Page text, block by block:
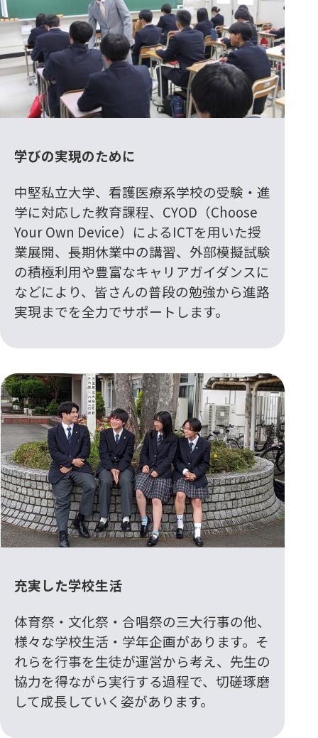
学びの実現のために
中堅私立大学、看護医療系学校の受験・進
学に対応した教育課程、CYOD（Choose
Your Own Device）によるICTを用いた授
業展開、長期休業中の講習、外部模擬試験
の積極利用や豊富なキャリアガイダンスに
などにより、皆さんの普段の勉強から進路
実現までを全力でサポートします。
充実した学校生活
体育祭・文化祭・合唱祭の三大行事の他、
様々な学校生活・学年企画があります。そ
れらを行事を生徒が運営から考え、先生の
協力を得ながら実行する過程で、切磋琢磨
して成長していく姿があります。